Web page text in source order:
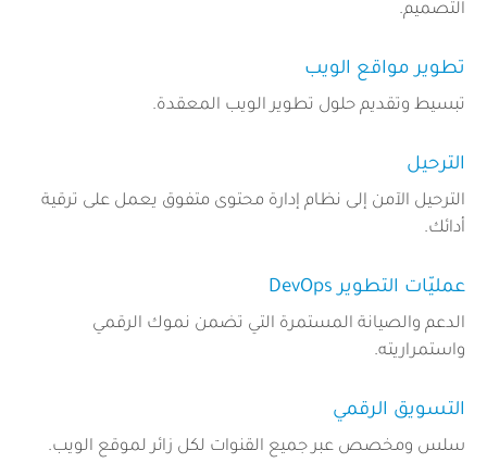
التصميم.
تطوير مواقع الويب
تبسيط وتقديم حلول تطوير الويب المعقدة.
الترحيل
الترحيل الآمن إلى نظام إدارة محتوى متفوق يعمل على ترقية
أدائك.
عمليّات التطوير DevOps
الدعم والصيانة المستمرة التي تضمن نموك الرقمي
واستمراريته.
التسويق الرقمي
سلس ومخصص عبر جميع القنوات لكل زائر لموقع الويب.